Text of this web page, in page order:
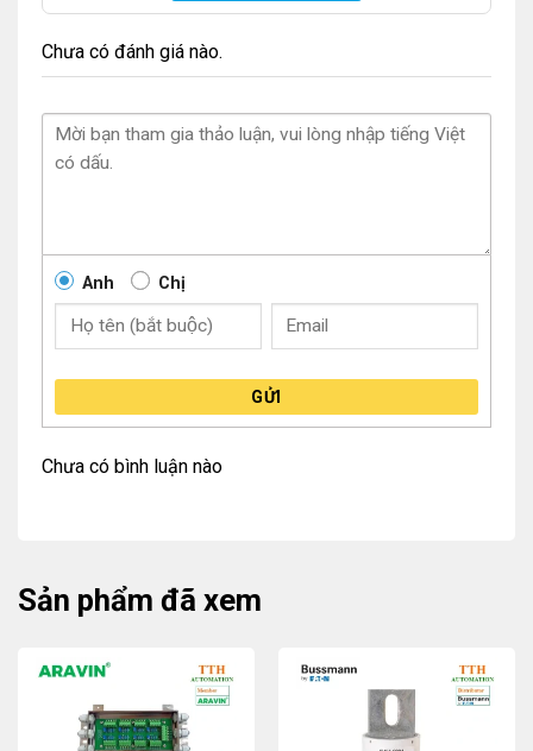
Chưa có đánh giá nào.
Anh Chị
GỬI
Chưa có bình luận nào
Sản phẩm đã xem